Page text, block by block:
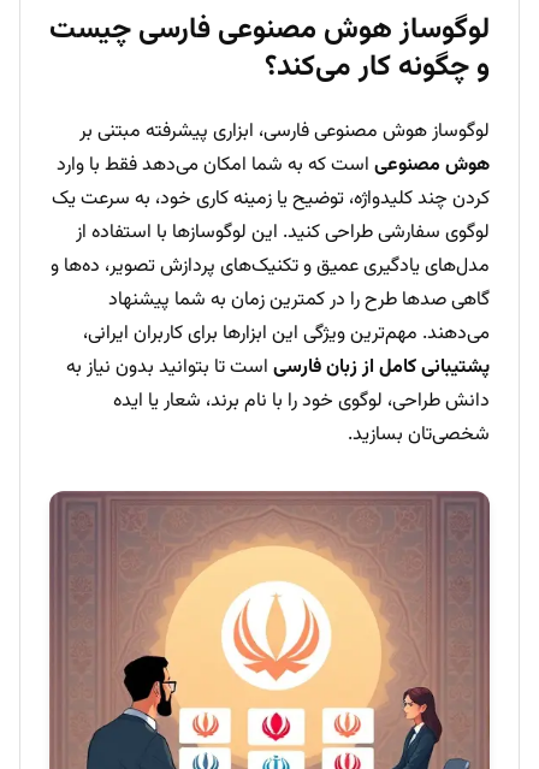
لوگوساز هوش مصنوعی فارسی چیست
و چگونه کار می‌کند؟
لوگوساز هوش مصنوعی فارسی، ابزاری پیشرفته مبتنی بر
هوش مصنوعی است که به شما امکان می‌دهد فقط با وارد
کردن چند کلیدواژه، توضیح یا زمینه کاری خود، به سرعت یک
لوگوی سفارشی طراحی کنید. این لوگوسازها با استفاده از
مدل‌های یادگیری عمیق و تکنیک‌های پردازش تصویر، ده‌ها و
گاهی صدها طرح را در کمترین زمان به شما پیشنهاد
می‌دهند. مهم‌ترین ویژگی این ابزارها برای کاربران ایرانی،
پشتیبانی کامل از زبان فارسی است تا بتوانید بدون نیاز به
دانش طراحی، لوگوی خود را با نام برند، شعار یا ایده
شخصی‌تان بسازید.